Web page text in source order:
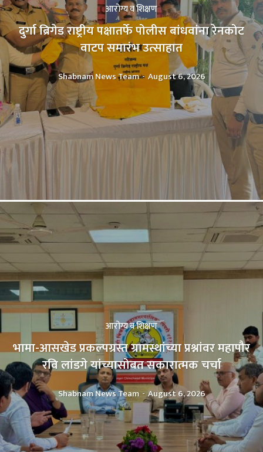
आरोग्य व शिक्षण
दुर्गा ब्रिगेड राष्ट्रीय पक्षातर्फे पोलीस बांधवांना रेनकोट
वाटप समारंभ उत्साहात
Shabnam News Team - August 6, 2026
आरोग्य व शिक्षण
भामा-आसखेड प्रकल्पग्रस्त ग्रामस्थांच्या प्रश्नांवर महापौर
रवि लांडगे यांच्यासोबत सकारात्मक चर्चा
Shabnam News Team - August 6, 2026